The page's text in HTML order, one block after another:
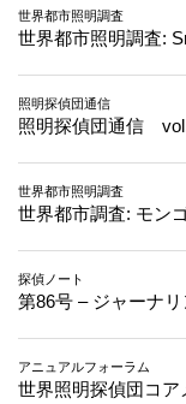
世界都市照明調査
世界都市照明調査:
照明探偵団通信
照明探偵団通信
世界都市照明調査
世界都市調査: モン
探偵ノート
第86号 – ジャーナ
アニュアルフォーラム
世界照明探偵団コア